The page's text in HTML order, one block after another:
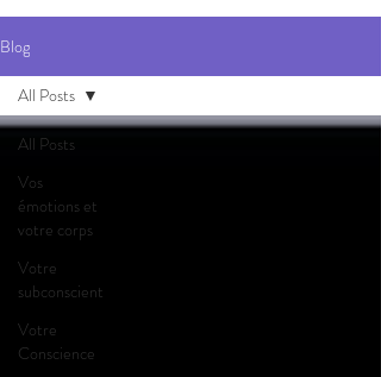
Blog
All Posts
Vos
émotions et
votre corps
Votre
subconscient
Votre
Conscience
All Posts